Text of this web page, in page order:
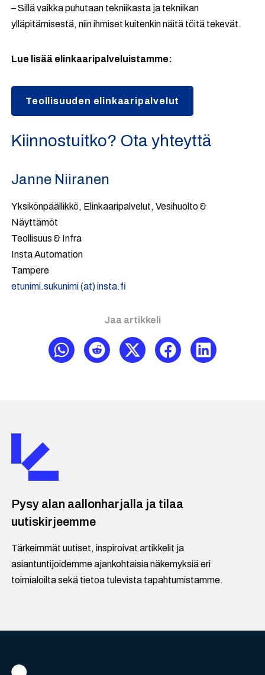
– Sillä vaikka puhutaan tekniikasta ja tekniikan
ylläpitämisestä, niin ihmiset kuitenkin näitä töitä tekevät.
Lue lisää elinkaaripalveluistamme:
Teollisuuden elinkaaripalvelut
Kiinnostuitko? Ota yhteyttä
Janne Niiranen
Yksikönpäällikkö, Elinkaaripalvelut, Vesihuolto &
Näyttämöt
Teollisuus & Infra
Insta Automation
Tampere
etunimi.sukunimi (at) insta.fi
Jaa artikkeli
Pysy alan aallonharjalla ja tilaa
uutiskirjeemme
Tärkeimmät uutiset, inspiroivat artikkelit ja
asiantuntijoidemme ajankohtaisia näkemyksiä eri
toimialoilta sekä tietoa tulevista tapahtumistamme.